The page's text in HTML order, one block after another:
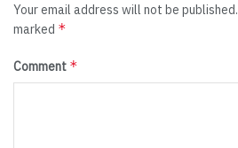
Your email address will not be published.
marked *
Comment *